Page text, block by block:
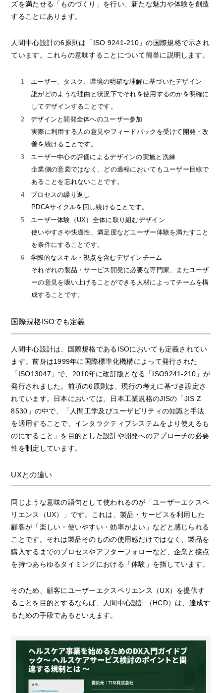
ズを満たせる「ものづくり」を行い、新たな魅力や体験を創造
することにあります。
人間中心設計の6原則は「ISO 9241-210」の国際規格で示され
ています。これらの意味することについて簡単に説明します。
ユーザー、タスク、環境の明確な理解に基づいたデザイン
誰がどのような理由と状況下でそれを使用するのかを明確に
してデザインすることです。
デザインと開発全体へのユーザー参加
実際に利用する人の意見やフィードバックを受けて開発・改
善を続けることです。
ユーザー中心の評価によるデザインの実施と洗練
企業側の意図ではなく、どの過程においてもユーザー目線で
あることを忘れないことです。
プロセスの繰り返し
PDCAサイクルを回し続けることです。
ユーザー体験（UX）全体に取り組むデザイン
使いやすさや快適性、満足度などユーザー体験を満たすこと
を条件にすることです。
学際的なスキル・視点を含むデザインチーム
それぞれの製品・サービス開発に必要な専門家、またユーザ
ーの意見を吸い上げることができる人材によってチームを構
成することです。
国際規格ISOでも定義
人間中心設計は、国際規格であるISOにおいても定義されてい
ます。前身は1999年に国際標準化機構によって発行された
「ISO13047」で、2010年に改訂版となる「ISO9241-210」が
発行されました。前項の6原則は、現行の考えに基づき設定さ
れています。日本においては、日本工業規格のJISの「JIS Z
8530」の中で、「人間工学及びユーザビリティの知識と手法
を適用することで、インタラクティブシステムをより使えるも
のにすること」を目的とした設計や開発へのアプローチの必要
性を制定しています。
UXとの違い
同じような意味の語句として使われるのが「ユーザーエクスペ
リエンス（UX）」です。これは、製品・サービスを利用した
顧客が「楽しい・使いやすい・効率がよい」などと感じられる
ことです。それは製品そのものの使用感だけではなく、製品を
購入するまでのプロセスやアフターフォローなど、企業と接点
を持つあらゆるタイミングにおける「体験」を指しています。
そのため、顧客にユーザーエクスペリエンス（UX）を提供す
ることを目的とするならば、人間中心設計（HCD）は、達成す
るための手段であるといえます。